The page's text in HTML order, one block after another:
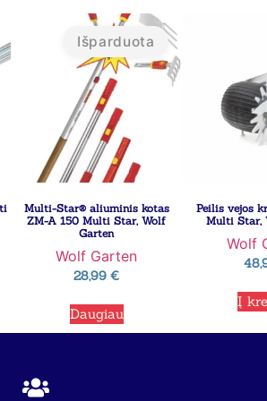
Išparduota
Multi-Star® aliuminis kotas
ZM-A 150 Multi Star, Wolf
Garten
Wolf Garten
28,99€
Daugiau
Peilis vejos
Multi Star,
Wolf
Į